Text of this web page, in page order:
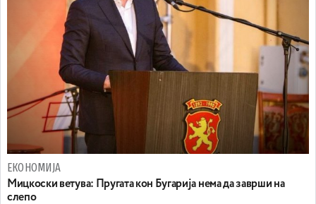
ЕКОНОМИЈА
Mицкоски ветува: Пругата кон Бугарија нема да заврши на
слепо